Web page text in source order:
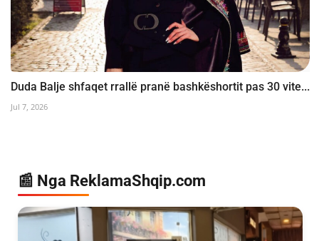
Duda Balje shfaqet rrallë pranë bashkëshortit pas 30 vite...
Jul 7, 2026
📰 Nga ReklamaShqip.com